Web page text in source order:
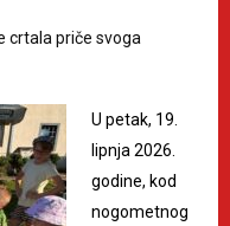
crtala priče svoga
U petak, 19.
lipnja 2026.
godine, kod
nogometnog